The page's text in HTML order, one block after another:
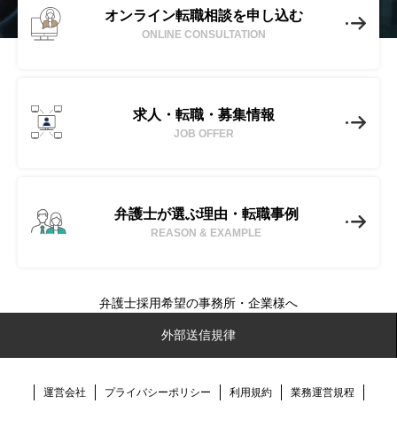
No-Limit(ノーリミット)とは
弁護士転職ノウハウ
オンライン転職相談を申し込む
ONLINE CONSULTATION
求人・転職・募集情報
JOB OFFER
弁護士が選ぶ理由・転職事例
REASON & EXAMPLE
運営会社 プライバシーポリシー 利用規約 業務運営規程
外部送信規律
弁護士採用希望の事務所・企業様へ